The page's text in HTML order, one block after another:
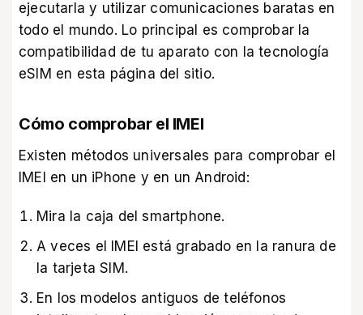
ejecutarla y utilizar comunicaciones baratas en
todo el mundo. Lo principal es comprobar la
compatibilidad de tu aparato con la tecnología
eSIM en esta página del sitio.
Cómo comprobar el IMEI
Existen métodos universales para comprobar el
IMEI en un iPhone y en un Android:
Mira la caja del smartphone.
A veces el IMEI está grabado en la ranura de
la tarjeta SIM.
En los modelos antiguos de teléfonos